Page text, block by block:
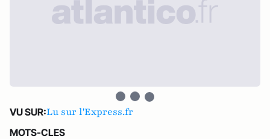
VU SUR:Lu sur l'Express.fr
MOTS-CLES